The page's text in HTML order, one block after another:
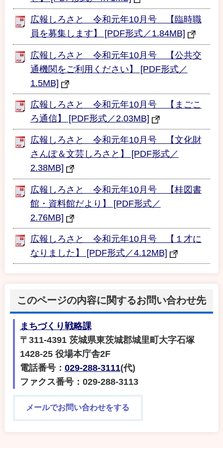
広報しろさと 令和元年10月号 【臨時職
員を募集します】 [PDF形式／1.84MB]
広報しろさと 令和元年10月号 【公共交
通機関をご利用ください】 [PDF形式／
1.5MB]
広報しろさと 令和元年10月号 【まごこ
ろ通信】 [PDF形式／2.03MB]
広報しろさと 令和元年10月号 【文化財
さんぽ＆文芸しろさと】 [PDF形式／
2.38MB]
広報しろさと 令和元年10月号 【桂図書
館・資料館だより】 [PDF形式／
2.76MB]
広報しろさと 令和元年10月号 【１才に
なりました】 [PDF形式／4.12MB]
このページの内容に関するお問い合わせ先
まちづくり戦略課
〒311-4391 茨城県東茨城郡城里町大字石塚
1428-25 役場本庁舎2F
電話番号： 029-288-3111(代)
ファクス番号：029-288-3113
メールでお問い合わせをする